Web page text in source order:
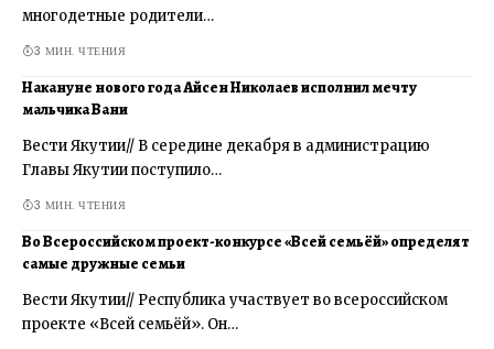
многодетные родители…
3 МИН. ЧТЕНИЯ
Накануне нового года Айсен Николаев исполнил мечту
мальчика Вани
Вести Якутии// В середине декабря в администрацию
Главы Якутии поступило…
3 МИН. ЧТЕНИЯ
Во Всероссийском проект-конкурсе «Всей семьёй» определят
самые дружные семьи
Вести Якутии// Республика участвует во всероссийском
проекте «Всей семьёй». Он…